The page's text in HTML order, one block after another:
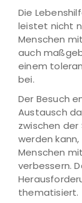
Die
leistet nicht
Menschen
auch
einem
bei.
Der Besuch
Austausch
zwischen
werden
Menschen
verbessern.
thematisiert.